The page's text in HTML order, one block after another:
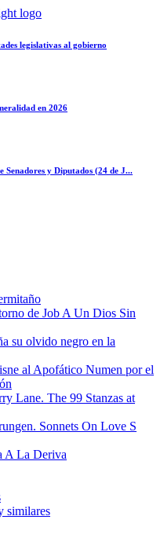
legislativas al gobierno
en 2026
Senadores y Diputados (24 de J...
de Job A Un Dios Sin
su olvido negro en la
al Apofático Numen por el
Lane. The 99 Stanzas at
Sonnets On Love S
A La Deriva
similares